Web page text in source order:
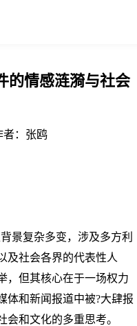
的情感涟漪与社会
： 张鸥
景复杂多变，涉及多方利
及社会各界的代表性人
，但其核心在于一场权力
体和新闻报道中被?大肆报
和文化的多重思考。